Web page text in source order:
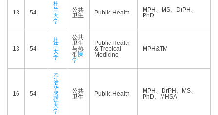
13 54
杜
兰
大
学
公共
卫生
Public Health
MPH、MS、DrPH、
PhD
13 54
杜
兰
大
学
公共
卫生
与热
带医
学
Public Health
& Tropical
Medicine
MPH&TM
16 54
乔
治
华
盛
顿
大
学
公共
卫生
Public Health
MPH、DrPH、MS、
PhD、MHSA